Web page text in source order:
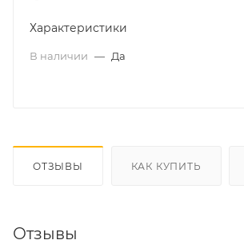
Характеристики
В наличии — Да
ОТЗЫВЫ КАК КУПИТЬ
Отзывы